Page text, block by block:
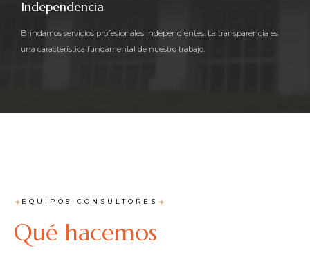
Independencia
Brindamos servicios profesionales independientes. La transparencia es
una característica fundamental de nuestro trabajo.
EQUIPOS CONSULTORES
Qué hacemos